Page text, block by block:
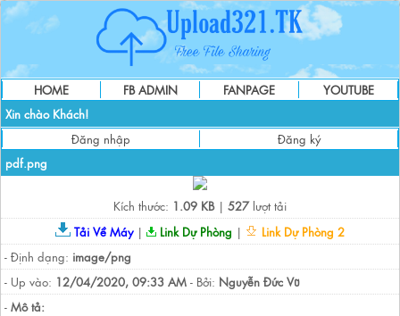
HOME FB ADMIN FANPAGE
YOUTUBE
Xin chào Khách!
Đăng nhập
Đăng ký
pdf.png
Kích thước: 1.09 KB| 527lượt tải
Tải Về Máy| Link Dự Phòng |
Link Dự Phòng 2
- Định dạng: image/png
- Up vào: 12/04/2020, 09:33 AM - Bởi: Nguyễn Đức Vũ
- Mô tả: